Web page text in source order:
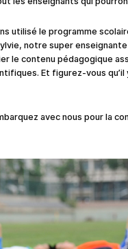
utilisé le programme
notre super
le contenu pédagogique
Et figurez-vous qu’il
avec nous pour la